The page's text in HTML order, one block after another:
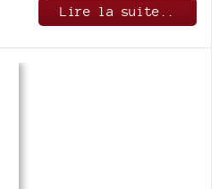
Lire la suite..